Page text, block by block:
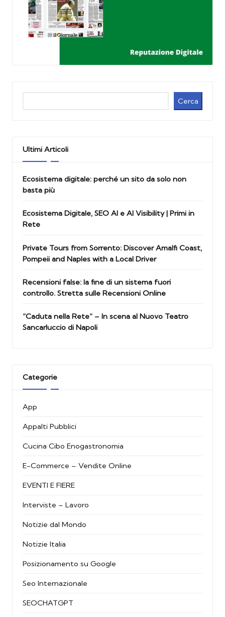
Cerca
Ultimi Articoli
Ecosistema digitale: perché un sito da solo non
basta più
Ecosistema Digitale, SEO AI e AI Visibility | Primi in
Rete
Private Tours from Sorrento: Discover Amalfi Coast,
Pompeii and Naples with a Local Driver
Recensioni false: la fine di un sistema fuori
controllo. Stretta sulle Recensioni Online
“Caduta nella Rete” – In scena al Nuovo Teatro
Sancarluccio di Napoli
Categorie
App
Appalti Pubblici
Cucina Cibo Enogastronomia
E-Commerce – Vendite Online
EVENTI E FIERE
Interviste – Lavoro
Notizie dal Mondo
Notizie Italia
Posizionamento su Google
Seo Internazionale
SEOCHATGPT